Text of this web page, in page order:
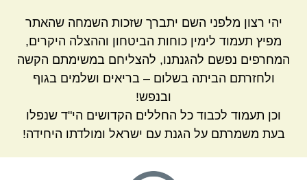
יהי רצון מלפני השם יתברך שזכות השמחה שהאתר
מפיץ תעמוד לימין כוחות הביטחון וההצלה היקרים,
המחרפים נפשם להגנתנו, להצליחם במשימתם הקשה
ולחזרתם הביתה בשלום – בריאים ושלמים בגוף
ובנפש!
וכן תעמוד לכבוד כל החללים הקדושים הי"ד שנפלו
בעת משמרתם על הגנת עם ישראל ומולדתו היחידה!